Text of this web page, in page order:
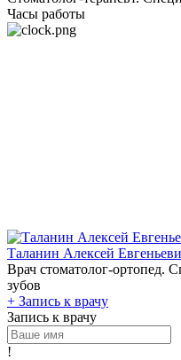
Часы работы
Таланин Алексей
Врач стоматолог-ортопед.
зубов
+ Запись к врачу
Запись к врачу
!